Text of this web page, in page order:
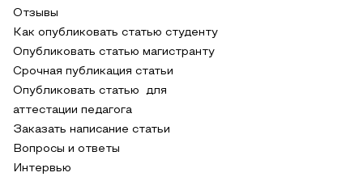
Отзывы
Как опубликовать статью студенту
Опубликовать статью магистранту
Срочная публикация статьи
Опубликовать статью для
аттестации педагога
Заказать написание статьи
Вопросы и ответы
Интервью